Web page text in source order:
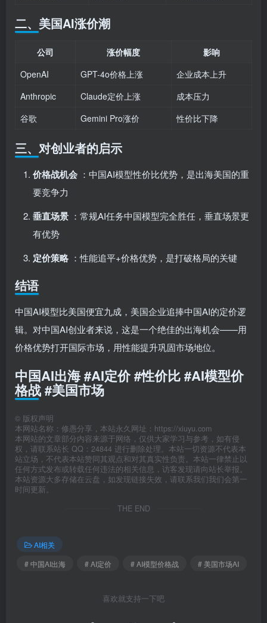
二、美国AI涨价潮
公司 涨价幅度
影响
OpenAI
GPT-4o价格上涨
企业成本上升
Anthropic
Claude定价上涨
成本压力
谷歌
Gemini Pro涨价 性价比下降
三、对创业者的启示
价格战机会 ：中国AI模型性价比优势，是出海美国的重
要竞争力
垂直场景 ：常规AI任务中国模型完全胜任，垂直场景更
有优势
定价策略 ：性能追平+价格优势，是打破格局的关键
结语
中国AI模型比美国便宜九成，美国企业追捧中国AI的定价逻
辑。对中国AI创业者来说，这是一个绝佳的出海机会——用
价格优势打开国际市场，用性能提升巩固市场地位。
中国AI出海 #AI定价 #性价比 #AI模型价
格战 #美国市场
© 版权声明
本网站名称：修愚分享，本站永久网址：https://xiuyu.com
本网站的文章部分内容来源于网络，仅供大家学习与参考，如有侵
权，请联系站长 QQ：24844 进行删除处理。本站一切资源不代表本
站立场，不代表本站赞同其观点和对其真实性负责。本站一律禁止以
任何方式发布或转载任何违法的相关信息，访客发现请向站长举报。
本站资源大多存储在云盘，如发现链接失效，请联系我们我们会第一
时间更新。
THE END
AI相关
# 中国AI出海
# AI定价 # AI模型价格战 # 美国市场AI
喜欢就支持一下吧